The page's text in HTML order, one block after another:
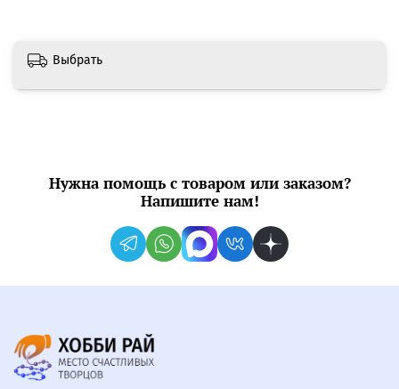
Выбрать
Нужна помощь с товаром или заказом?
Напишите нам!